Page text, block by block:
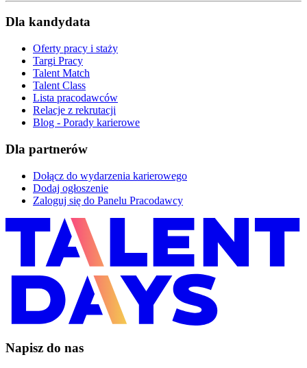
Dla kandydata
Oferty pracy i staży
Targi Pracy
Talent Match
Talent Class
Lista pracodawców
Relacje z rekrutacji
Blog - Porady karierowe
Dla partnerów
Dołącz do wydarzenia karierowego
Dodaj ogłoszenie
Zaloguj się do Panelu Pracodawcy
Napisz do nas